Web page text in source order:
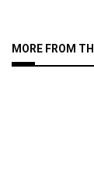
MORE FROM